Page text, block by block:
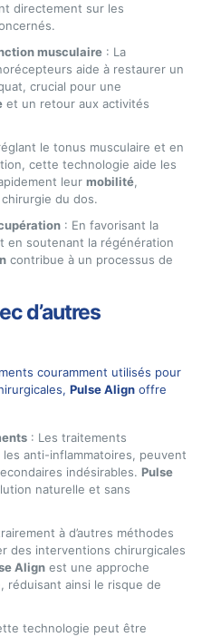
directement sur les
musculaire: La
aide à restaurer un
crucial pour une
et un retour aux activités
le tonus musculaire et en
cette technologie aide les
leur mobilité,
du dos.
: En favorisant la
en soutenant la régénération
contribue à un processus de
d’autres
couramment utilisés pour
Pulse Alignoffre
: Les traitements
anti-inflammatoires, peuvent
indésirables. Pulse
naturelle et sans
à d’autres méthodes
des interventions chirurgicales
Alignest une approche
réduisant ainsi le risque de
technologie peut être